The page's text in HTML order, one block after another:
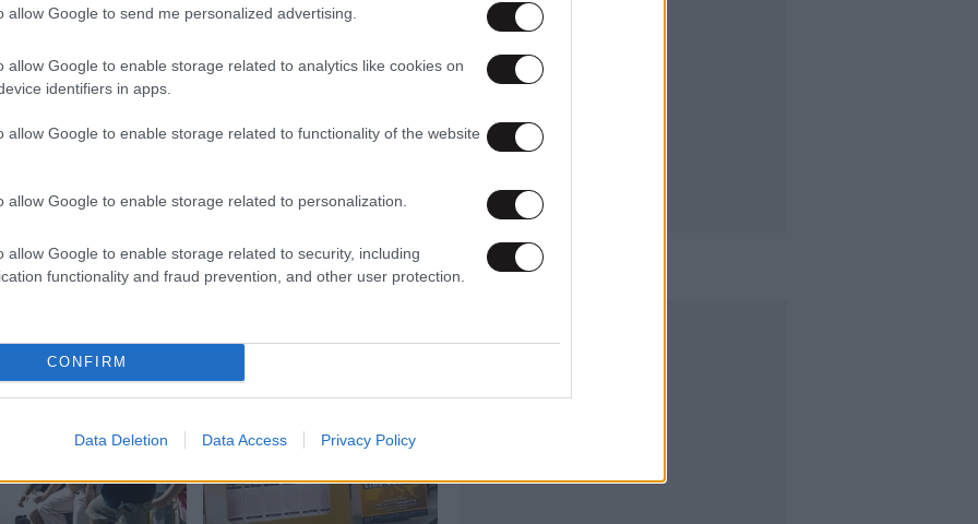
allow Google to send me personalized advertising.
allow Google to enable storage related to analytics like cookies on
identifiers in apps.
allow Google to enable storage related to functionality of the website
allow Google to enable storage related to personalization.
allow Google to enable storage related to security, including
functionality and fraud prevention, and other user protection.
CONFIRM
Data Deletion Data Access Privacy Policy
ΕΛΛΑΔΑ